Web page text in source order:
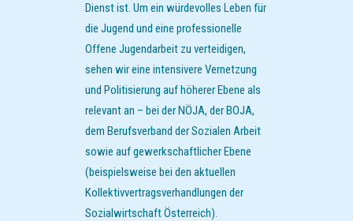
Dienst ist. Um ein würdevolles Leben für
die Jugend und eine professionelle
Offene Jugendarbeit zu verteidigen,
sehen wir eine intensivere Vernetzung
und Politisierung auf höherer Ebene als
relevant an – bei der NÖJA, der BOJA,
dem Berufsverband der Sozialen Arbeit
sowie auf gewerkschaftlicher Ebene
(beispielsweise bei den aktuellen
Kollektivvertragsverhandlungen der
Sozialwirtschaft Österreich).